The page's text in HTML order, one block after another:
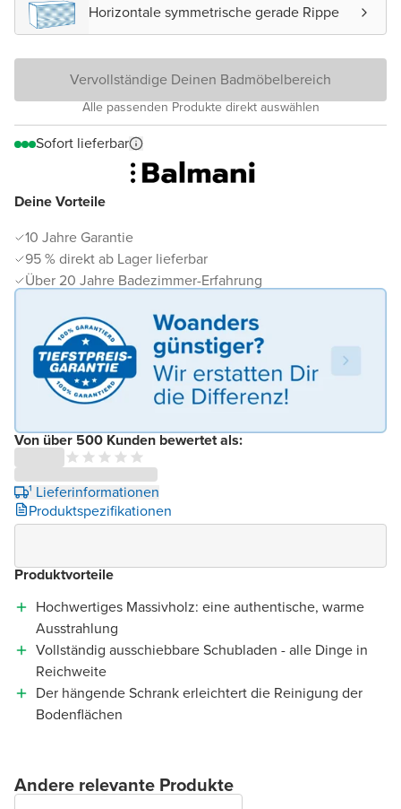
Deine Vorteile
10 Jahre Garantie
95 % direkt ab Lager lieferbar
Über 20 Jahre Badezimmer-Erfahrung
Von über 500 Kunden bewertet als:
¹ Lieferinformationen
Produktspezifikationen
Horizontale symmetrische gerade Rippe
Vervollständige Deinen Badmöbelbereich
Alle passenden Produkte direkt auswählen
Sofort lieferbar
Produktvorteile
Hochwertiges Massivholz: eine authentische, warme
Ausstrahlung
Vollständig ausschiebbare Schubladen - alle Dinge in
Reichweite
Der hängende Schrank erleichtert die Reinigung der
Bodenflächen
Andere relevante Produkte